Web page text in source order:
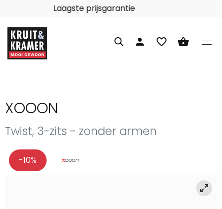
Laagste prijsgarantie
person favorite_border shopping_basket
XOOON
Twist, 3-zits - zonder armen
-10%